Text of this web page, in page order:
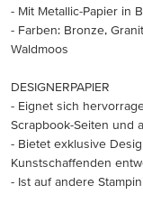
- Mit Metallic-Papier in
- Farben: Bronze,
Waldmoos
DESIGNERPAPIER
- Eignet sich
Scrapbook-Seiten und
- Bietet exklusive
Kunstschaffenden
- Ist auf andere